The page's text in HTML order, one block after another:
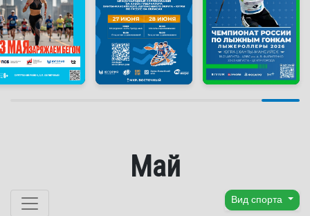
Май
Перейти к содержанию Вид спорта